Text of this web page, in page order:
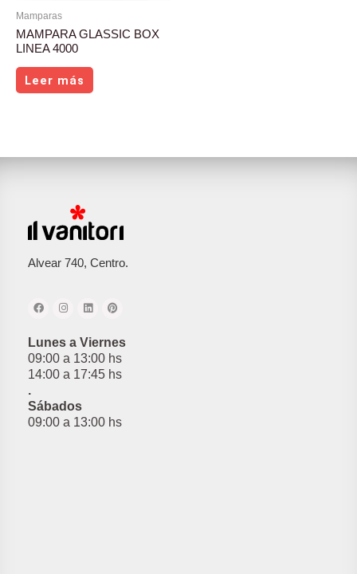
Mamparas
MAMPARA GLASSIC BOX
LINEA 4000
Leer más
Alvear 740, Centro.
Lunes a Viernes
09:00 a 13:00 hs
14:00 a 17:45 hs
.
Sábados
09:00 a 13:00 hs